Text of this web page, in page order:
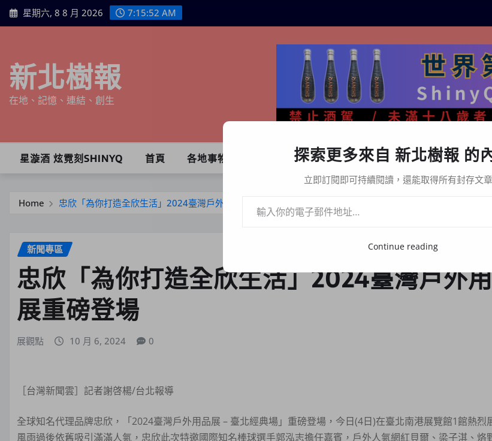
Skip
to
星期六, 8 8 月 2026 7:15:54 AM
新北樹報
在地、記憶、連結、創生
星漩酒 炫霓刻SHINYQ 首頁 各地事物 生活百態 關於樹報 星漩酒哪裡買｜官方
Home 忠欣「為你打造全欣生活」2024臺灣戶外用品展重磅登場
新聞專區
忠欣「為你打造全欣生活」2024臺灣戶外
展重磅登場
展觀點 10 月 6, 2024 0
［台灣新聞雲］記者謝啓楊/台北報導
全球知名代理品牌忠欣，「2024臺灣戶外用品展 – 臺北經典場」重磅登場，今日(4日)在臺北南港展覽館1館熱烈
風雨過後依舊吸引滿滿人氣，忠欣此次特邀國際知名棒球選手郭泓志擔任嘉賓，戶外人氣網紅貝爾、梁子淇、烙
探索更多來自 新北樹報 的
立即訂閱即可持續閱讀，還能取得所有封存文章
Continue reading